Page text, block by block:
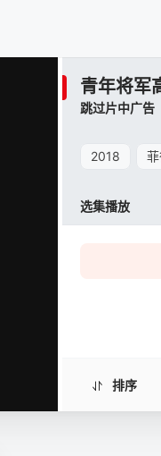
我的观影记录
青年将军高约
青年将军
跳过片中广告
2018
排序
选集播放